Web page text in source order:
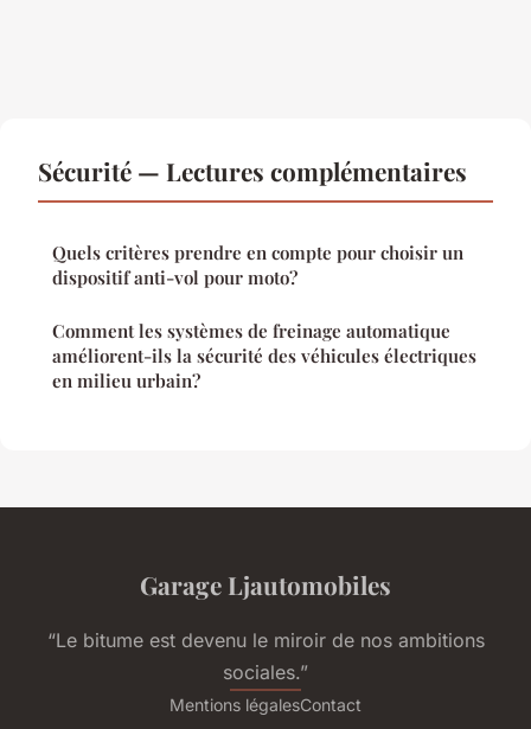
Sécurité — Lectures complémentaires
Quels critères prendre en compte pour choisir un
dispositif anti-vol pour moto?
Comment les systèmes de freinage automatique
améliorent-ils la sécurité des véhicules électriques
en milieu urbain?
Garage Ljautomobiles
“Le bitume est devenu le miroir de nos ambitions
sociales.”
Mentions légalesContact